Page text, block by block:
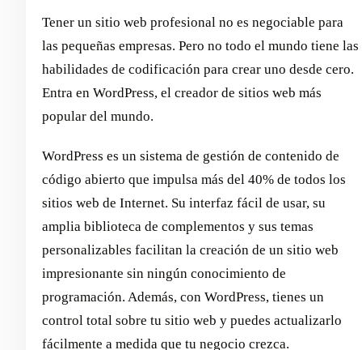
Tener un sitio web profesional no es negociable para
las pequeñas empresas. Pero no todo el mundo tiene las
habilidades de codificación para crear uno desde cero.
Entra en WordPress, el creador de sitios web más
popular del mundo.
WordPress es un sistema de gestión de contenido de
código abierto que impulsa más del 40% de todos los
sitios web de Internet. Su interfaz fácil de usar, su
amplia biblioteca de complementos y sus temas
personalizables facilitan la creación de un sitio web
impresionante sin ningún conocimiento de
programación. Además, con WordPress, tienes un
control total sobre tu sitio web y puedes actualizarlo
fácilmente a medida que tu negocio crezca.